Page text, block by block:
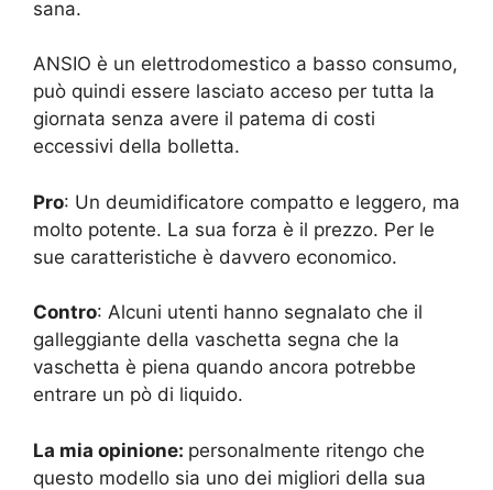
sana.
ANSIO è un elettrodomestico a basso consumo,
può quindi essere lasciato acceso per tutta la
giornata senza avere il patema di costi
eccessivi della bolletta.
Pro: Un deumidificatore compatto e leggero, ma
molto potente. La sua forza è il prezzo. Per le
sue caratteristiche è davvero economico.
Contro: Alcuni utenti hanno segnalato che il
galleggiante della vaschetta segna che la
vaschetta è piena quando ancora potrebbe
entrare un pò di liquido.
La mia opinione: personalmente ritengo che
questo modello sia uno dei migliori della sua